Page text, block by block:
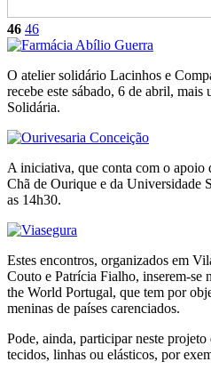
46 46
O atelier solidário Lacinhos e
recebe este sábado, 6 de abril, mais
Solidária.
A iniciativa, que conta com o apoio
Chã de Ourique e da Universidade
as 14h30.
Estes encontros, organizados em
Couto e Patrícia Fialho, inserem-se
the World Portugal, que tem por
meninas de países carenciados.
Pode, ainda, participar neste
tecidos, linhas ou elásticos, por